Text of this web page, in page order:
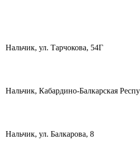
Нальчик, ул. Тарчокова, 54Г
Нальчик, Кабардино-Балкарская
Нальчик, ул. Балкарова, 8